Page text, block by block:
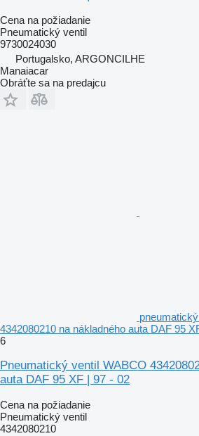
Cena na požiadanie
Pneumatický ventil
9730024030
Portugalsko, ARGONCILHE
Manaiacar
Obráťte sa na predajcu
4342080210 na nákladného auta DAF 95
6
Pneumatický ventil WABCO
auta DAF 95 XF | 97 - 02
Cena na požiadanie
Pneumatický ventil
4342080210